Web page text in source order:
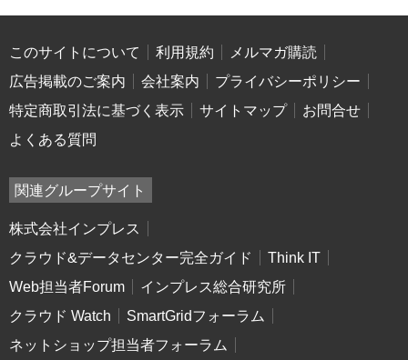
このサイトについて 利用規約
メルマガ購読
広告掲載のご案内
会社案内
プライバシーポリシー
特定商取引法に基づく表示
サイトマップ
お問合せ
よくある質問
関連グループサイト
株式会社インプレス
クラウド&データセンター完全ガイド
Think IT
Web担当者Forum
インプレス総合研究所
クラウド Watch
SmartGridフォーラム
ネットショップ担当者フォーラム